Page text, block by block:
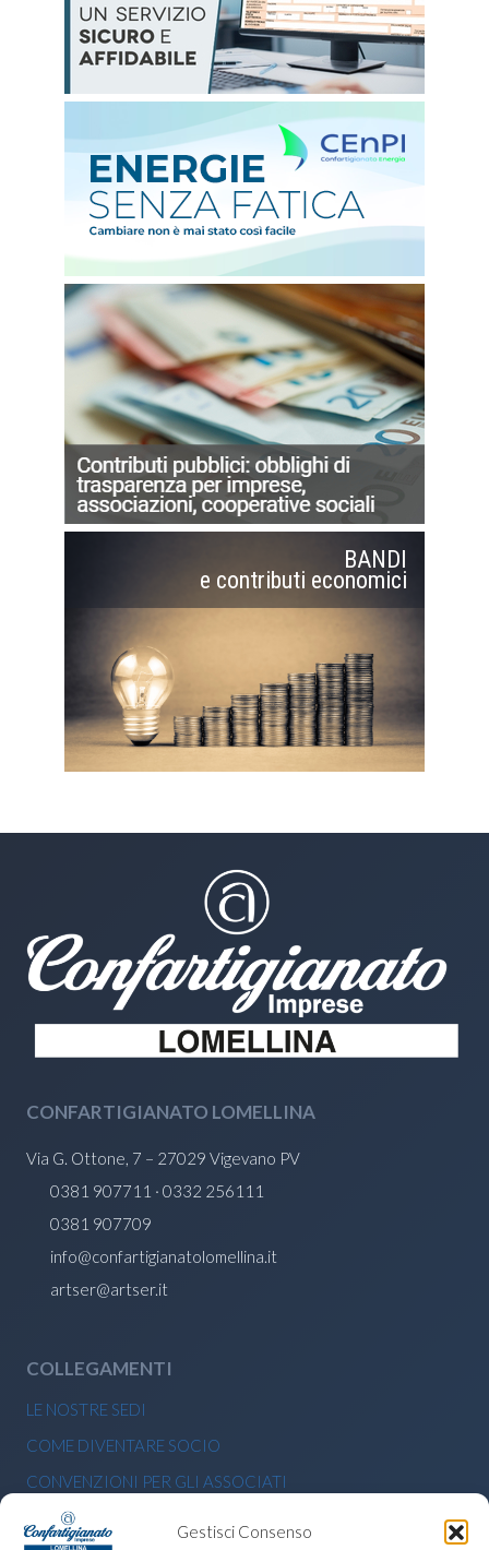
Gestisci Consenso
BANDI
e contributi economici
CONFARTIGIANATO LOMELLINA
Via G. Ottone, 7 – 27029 Vigevano PV
0381 907711 · 0332 256111
0381 907709
info@confartigianatolomellina.it
artser@artser.it
COLLEGAMENTI
LE NOSTRE SEDI
COME DIVENTARE SOCIO
CONVENZIONI PER GLI ASSOCIATI
BANDI E CONTRIBUTI ECONOMICI